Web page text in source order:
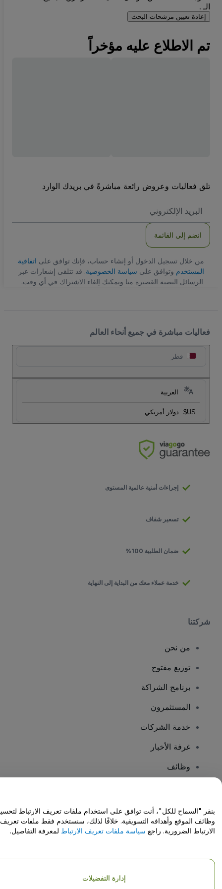
الـ .
إعادة تعيين مرشحات البحث
تم الاطلاع عليه مؤخراً
تلق فعاليات وعروض رائعة مباشرةً في بريدك الوارد
الاكتروني
انضم إلى القائمة
من خلال تسجيل الدخول أو إنشاء حساب، فإنك توافق على اتفاقية
المستخدم وتوافق على سياسة الخصوصية. قد تتلقى إشعارات عبر
الرسائل النصية القصيرة منا ويمكنك إلغاء الاشتراك في أي وقت.
فعاليات مباشرة في جميع أنحاء العالم
قطر
العربية
US$ دولار أمريكي
إجراءات أمنية عالمية المستوى
تسعير شفاف
ضمان الطلبية 100%
خدمة عملاء معك من البداية إلى النهاية
شركتنا
من نحن
توزيع مفتوح
برنامج الشراكة
المستثمرون
خدمة الشركات
غرفة الأخبار
وظائف
مركز المساعدة / اتصل بنا
حقوق النشر © شركة فياجوجو المحدودة 2026
تفاصيل الشركة
بنقر "السماح للكل"، أنت توافق على استخدام ملفات تعريف الارتباط
وظائف الموقع وأهدافه التسويقية. خلافًا لذلك، سنستخدم فقط ملفات تعريف
الارتباط الضرورية. راجع سياسة ملفات تعريف الارتباط لمعرفة التفاصيل.
إدارة التفضيلات